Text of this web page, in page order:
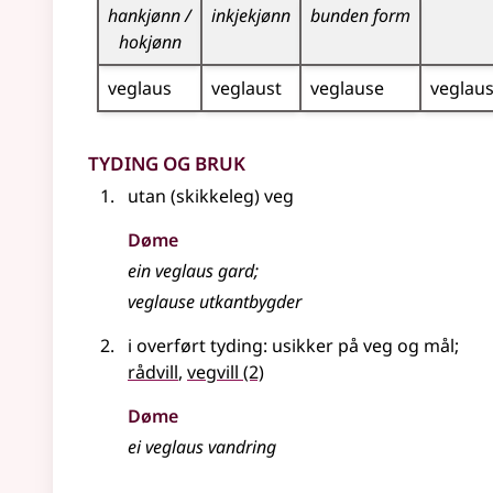
hankjønn /
hokjønn
inkjekjønn bunden form
veglaus veglaust veglause
Tyding og bruk
utan (skikkeleg) veg
Døme
ein veglaus gard;
veglause utkantbygder
i overført tyding: usikker på veg og mål;
rådvill, vegvill (2)
Døme
ei veglaus vandring